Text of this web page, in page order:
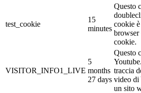
test_cookie
15
minutes
Questo
cookie
browser
cookie.
VISITOR_INFO1_LIVE
5
months
27 days
Questo
traccia
video di
un sito